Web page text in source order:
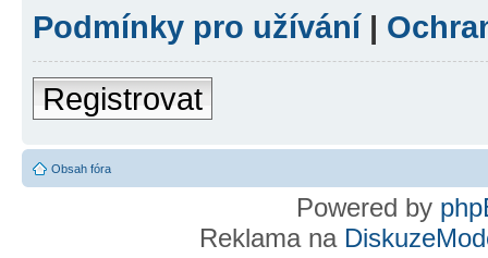
Podmínky pro užívání |
Registrovat
Obsah fóra
Powered by
Reklama na